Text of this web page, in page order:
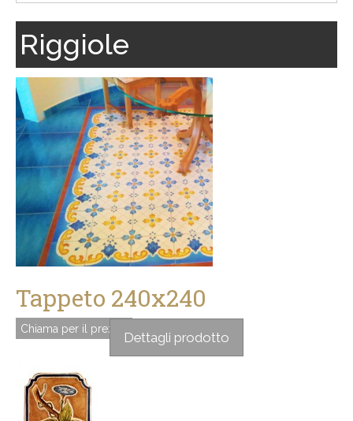
Riggiole
Tappeto 240x240
Chiama per il prezzo
Dettagli prodotto